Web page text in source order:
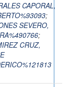
CAPORAL,
;
SEVERO,
;
CRUZ,